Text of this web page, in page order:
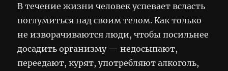
В течение жизни человек успевает всласть
поглумиться над своим телом. Как только
не изворачиваются люди, чтобы посильнее
досадить организму — недосыпают,
переедают, курят, употребляют алкоголь,